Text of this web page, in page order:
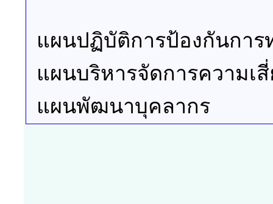
แผนปฏิบัติการป้องกันการ
แผนบริหารจัดการความเสี่
แผนพัฒนาบุคลากร